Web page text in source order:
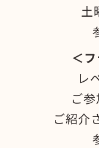
土
＜
レ
ご
ご紹介